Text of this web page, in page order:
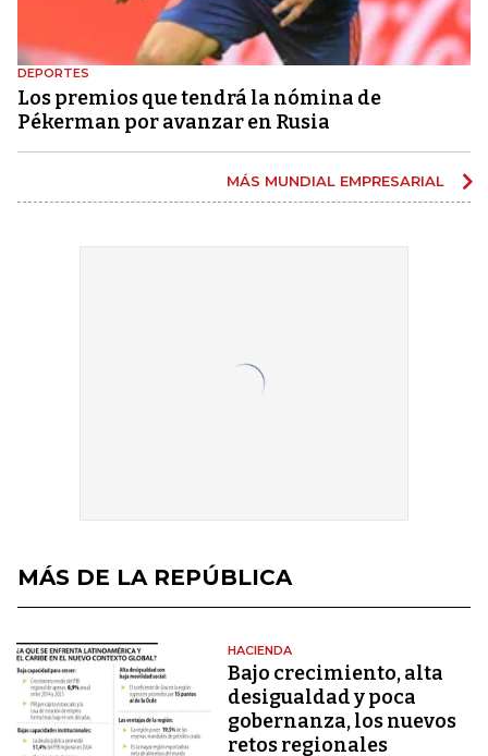
DEPORTES
Los premios que tendrá la nómina de
Pékerman por avanzar en Rusia
MÁS MUNDIAL EMPRESARIAL
MÁS DE LA REPÚBLICA
HACIENDA
Bajo crecimiento, alta
desigualdad y poca
gobernanza, los nuevos
retos regionales